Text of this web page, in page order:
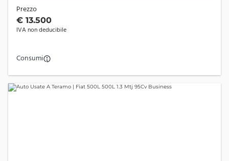
Prezzo
€ 13.500
IVA non deducibile
Consumi